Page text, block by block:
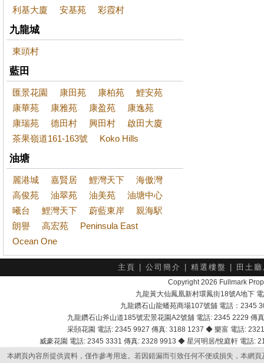
利基大廈 安基苑 彩霞村
九龍城
東頭村
藍田
匯景花園 康田苑 康柏苑
鯉安苑
康華苑
康雅苑 康盈苑
康逸苑
康瑞苑
德田村 興田村
啟田大廈
茶果嶺道161-163號
Koko Hills
油塘
麗港城 嘉賢居 鯉灣天下
海傲灣
高俊苑
油翠苑 油美苑
油塘中心
曦台
鯉灣天下 蔚藍東岸
親海駅
朗譽
高宏苑
Peninsula East
Ocean One
主頁 公司簡介 精選樓盤 田土
Copyright 2026 Fullmark
九龍黃大仙鳳凰新村環鳳街18號A地下
九龍鑽石山龍蟠苑商場107號舖 電話：2345
九龍鑽石山斧山道185號宏景花園A2號舖 電話: 2345 2229
采頣花園 電話: 2345 9927 傳真: 3188 1237 ◆ 樂富 電話:
威豪花園 電話: 2345 3331 傳真: 2328 9913 ◆ 星河明居/悅庭軒 電話
本網頁內容所提供資料，僅作參考用途。若因錯漏而引致任何不便或損失，本網